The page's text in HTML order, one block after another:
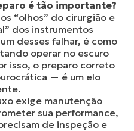
é tão importante?
“olhos” do cirurgião e
dos instrumentos
desses falhar, é como
operar no escuro
isso, o preparo correto
— é um elo
exige manutenção
sua performance,
de inspeção e